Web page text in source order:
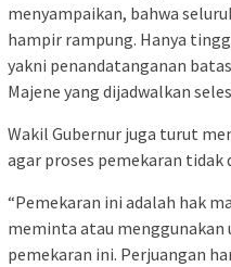
menyampaikan, bahwa
hampir rampung. Hanya
yakni penandatanganan
Majene yang dijadwalkan
Wakil Gubernur juga turut
agar proses pemekaran
“Pemekaran ini adalah hak
meminta atau
pemekaran ini. Perjuangan